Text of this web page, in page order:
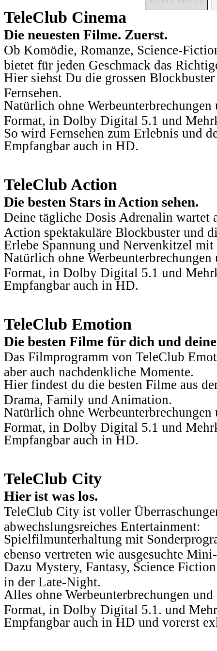
TeleClub Cinema
Die neuesten Filme. Zuerst.
Ob Komödie, Romanze, Science-
bietet für jeden Geschmack das
Hier siehst Du die grossen
Fernsehen.
Natürlich ohne
Format, in Dolby Digital 5.1 und
So wird Fernsehen zum Erlebnis und
Empfangbar auch in HD.
TeleClub Action
Die besten Stars in Action sehen.
Deine tägliche Dosis Adrenalin wartet
Action spektakuläre Blockbuster und
Erlebe Spannung und Nervenkitzel
Natürlich ohne
Format, in Dolby Digital 5.1 und
Empfangbar auch in HD.
TeleClub Emotion
Die besten Filme für dich und
Das Filmprogramm von TeleClub
aber auch nachdenkliche Momente.
Hier findest du die besten Filme aus
Drama, Family und Animation.
Natürlich ohne
Format, in Dolby Digital 5.1 und
Empfangbar auch in HD.
TeleClub City
Hier ist was los.
TeleClub City ist voller
abwechslungsreiches Entertainment:
Spielfilmunterhaltung mit
ebenso vertreten wie ausgesuchte
Dazu Mystery, Fantasy, Science
in der Late-Night.
Alles ohne Werbeunterbrechungen
Format, in Dolby Digital 5.1. und
Empfangbar auch in HD und vorerst